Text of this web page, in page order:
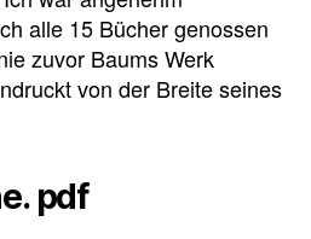
alle 15 Bücher genossen
zuvor Baums Werk
von der Breite seines
pdf